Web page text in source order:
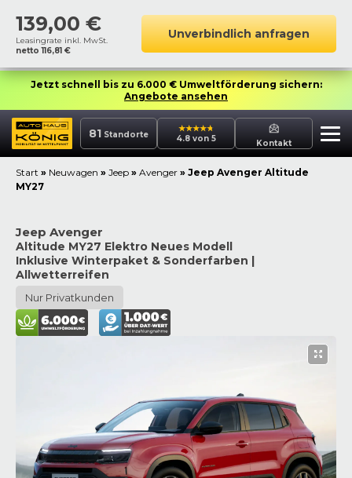
139,00 €
Leasingrate inkl. MwSt.
netto116,81 €
Unverbindlich anfragen
Jetzt schnell bis zu 6.000 € Umweltförderung sichern:
Angebote ansehen
81 Standorte 4.8 von 5 Kontakt
Start » Neuwagen » Jeep » Avenger » Jeep Avenger Altitude
MY27
Jeep Avenger
Altitude MY27 Elektro Neues Modell
Inklusive Winterpaket & Sonderfarben |
Allwetterreifen
Nur Privatkunden